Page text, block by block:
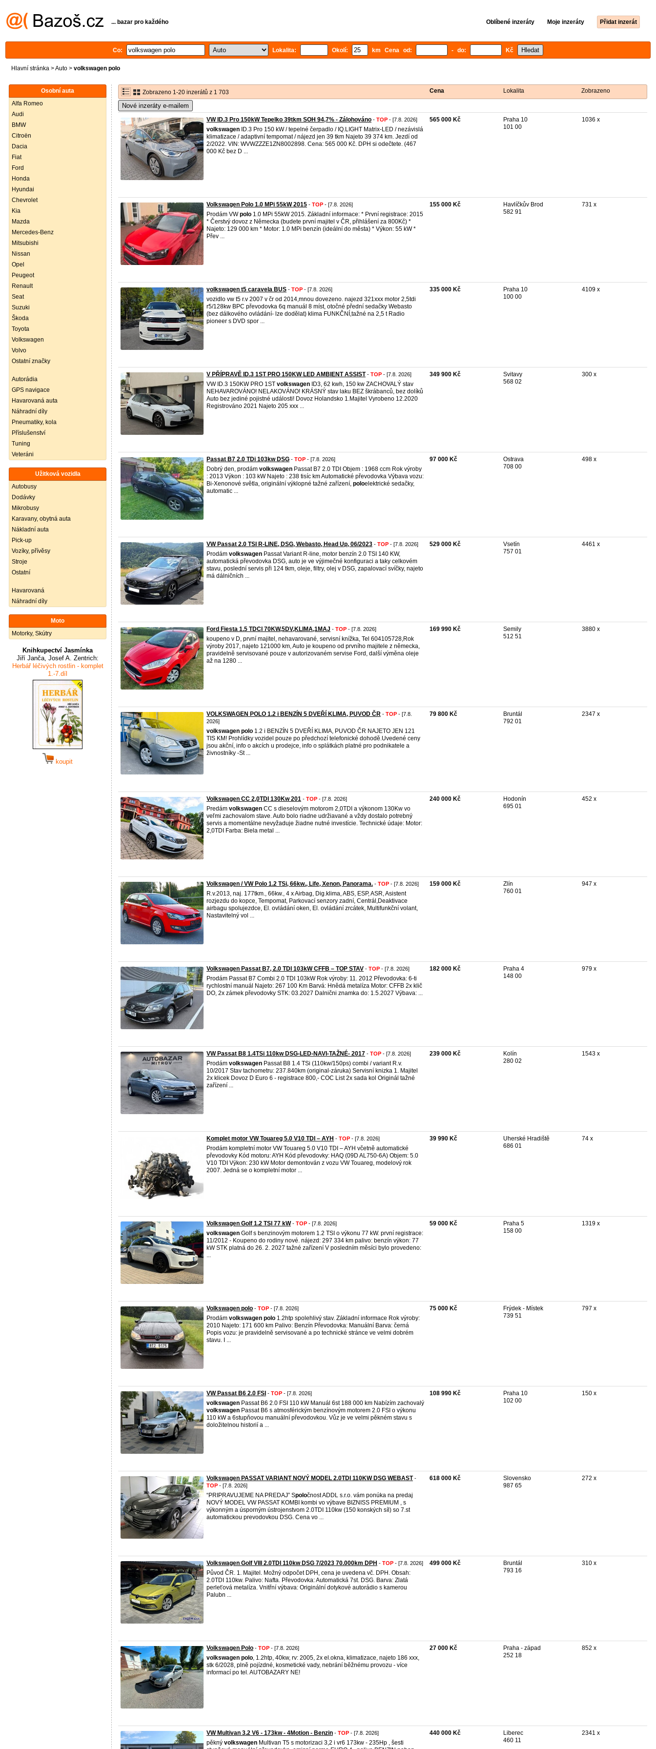
... bazar pro každého Oblíbené inzeráty Moje inzeráty Přidat inzerát
Co: Lokalita: Okolí: km Cena od: - do: Kč
Hlavní stránka >Auto > volkswagen polo
Osobní auta
Alfa Romeo
Audi
BMW
Citroën
Dacia
Fiat
Ford
Honda
Hyundai
Chevrolet
Kia
Mazda
Mercedes-Benz
Mitsubishi
Nissan
Opel
Peugeot
Renault
Seat
Suzuki
Škoda
Toyota
Volkswagen
Volvo
Ostatní značky
Autorádia
GPS navigace
Havarovaná auta
Náhradní díly
Pneumatiky, kola
Příslušenství
Tuning
Veteráni
Užitková vozidla
Autobusy
Dodávky
Mikrobusy
Karavany, obytná auta
Nákladní auta
Pick-up
Vozíky, přívěsy
Stroje
Ostatní
Havarovaná
Náhradní díly
Moto
Motorky, Skútry
Knihkupectví Jasmínka
Jiří Janča, Josef A. Zentrich:
Herbář léčivých rostlin - komplet
1.-7.díl
koupit
Zobrazeno 1-20 inzerátů z 1 703 Cena Lokalita Zobrazeno
Nové inzeráty e-mailem
VW ID.3 Pro 150kW Tepelko 39tkm SOH 94,7% - Zálohováno - TOP - [7.8. 2026]
volkswagen ID.3 Pro 150 kW / tepelné čerpadlo / IQ.LIGHT Matrix-LED / nezávislá
klimatizace / adaptivní tempomat / nájezd jen 39 tkm Najeto 39 374 km. Jezdí od
2/2022. VIN: WVWZZZE1ZN8002898. Cena: 565 000 Kč. DPH si odečtete. (467
000 Kč bez D ...
565 000 Kč
Praha 10
101 00
1036 x
Volkswagen Polo 1.0 MPi 55kW 2015 - TOP - [7.8. 2026]
Prodám VWpolo 1.0 MPi 55kW 2015. Základní informace: * První registrace: 2015
* Čerstvý dovoz z Německa (budete první majitel v ČR, přihlášení za 800Kč) *
Najeto: 129 000 km * Motor: 1.0 MPi benzín (ideální do města) * Výkon: 55 kW *
Přev ...
155 000 Kč
Havlíčkův Brod
582 91
731 x
volkswagen t5 caravela BUS - TOP - [7.8. 2026]
vozidlo vw t5 r.v 2007 v čr od 2014,mnou dovezeno. najezd 321xxx motor 2,5tdi
r5/128kw BPC převodovka 6q manuál 8 míst, otočné přední sedačky Webasto
(bez dálkového ovládání- lze dodělat) klima FUNKČNÍ,tažné na 2,5 t Radio
pioneer s DVD spor ...
335 000 Kč
Praha 10
100 00
4109 x
V PŘÍPRAVĚ ID.3 1ST PRO 150KW LED AMBIENT ASSIST- TOP - [7.8. 2026]
VW ID.3 150KW PRO 1ST volkswagen ID3, 62 kwh, 150 kw ZACHOVALÝ stav
NEHAVAROVÁNO! NELAKOVÁNO! KRÁSNÝ stav laku BEZ škrábanců, bez dolíků
Auto bez jediné pojistné události! Dovoz Holandsko 1.Majitel Vyrobeno 12.2020
Registrováno 2021 Najeto 205 xxx ...
349 900 Kč
Svitavy
568 02
300 x
Passat B7 2.0 TDi 103kw DSG - TOP - [7.8. 2026]
Dobrý den, prodám volkswagen Passat B7 2.0 TDI Objem : 1968 ccm Rok výroby
: 2013 Výkon : 103 kW Najeto : 238 tisíc km Automatické převodovka Výbava vozu:
Bi-Xenonové světla, originální výklopné tažné zařízení, poloelektrické sedačky,
automatic ...
97 000 Kč
Ostrava
708 00
498 x
VW Passat 2.0 TSI R-LINE, DSG, Webasto, Head Up, 06/2023 - TOP - [7.8. 2026]
Prodám volkswagen Passat Variant R-line, motor benzín 2.0 TSI 140 KW,
automatická převodovka DSG, auto je ve výjimečné konfiguraci a taky celkovém
stavu, poslední servis při 124 tkm, oleje, filtry, olej v DSG, zapalovací svíčky, najeto
má dálničních ...
529 000 Kč
Vsetín
757 01
4461 x
Ford Fiesta 1.5 TDCI 70KW,5DV,KLIMA,1MAJ - TOP - [7.8. 2026]
koupeno v D,​ první majitel,​ nehavarované,​ servisní knížka,​ Tel 604105728,​Rok
výroby 2017, najeto 121000 km, Auto je koupeno od prvního majitele z německa,​
pravidelně servisované pouze v autorizovaném servise Ford,​ další výměna oleje
až na 1280 ...
169 990 Kč
Semily
512 51
3880 x
VOLKSWAGEN POLO 1.2 i BENZÍN 5 DVEŘÍ KLIMA, PUVOD ČR - TOP - [7.8.
2026]
volkswagen polo 1.2 i BENZÍN 5 DVEŘÍ KLIMA, PUVOD ČR NAJETO JEN 121
TIS KM! Prohlídky vozidel pouze po předchozí telefonické dohodě.Uvedené ceny
jsou akční, info o akcích u prodejce, info o splátkách platné pro podnikatele a
živnostníky -St ...
79 800 Kč
Bruntál
792 01
2347 x
Volkswagen CC 2,0TDI 130Kw 201 - TOP - [7.8. 2026]
Predám volkswagen CC s dieselovým motorom 2,0TDI a výkonom 130Kw vo
veľmi zachovalom stave. Auto bolo riadne udržiavané a vždy dostalo potrebný
servis a momentálne nevyžaduje žiadne nutné investície. Technické údaje: Motor:
2,0TDI Farba: Biela metal ...
240 000 Kč
Hodonín
695 01
452 x
Volkswagen / VW Polo 1.2 TSi, 66kw., Life, Xenon, Panorama. - TOP - [7.8. 2026]
R.v.2013, naj. 177tkm., 66kw., 4 x Airbag, Dig.klima, ABS, ESP, ASR, Asistent
rozjezdu do kopce, Tempomat, Parkovací senzory zadní, Centrál,Deaktivace
airbagu spolujezdce, El. ovládání oken, El. ovládání zrcátek, Multifunkční volant,
Nastavitelný vol ...
159 000 Kč
Zlín
760 01
947 x
Volkswagen Passat B7, 2.0 TDI 103kW CFFB – TOP STAV - TOP - [7.8. 2026]
Prodám Passat B7 Combi 2.0 TDI 103kW Rok výroby: 11. 2012 Převodovka: 6-ti
rychlostní manuál Najeto: 267 100 Km Barvá: Hnědá metalíza Motor: CFFB 2x klič
DO, 2x zámek převodovky STK: 03.2027 Dalnični znamka do: 1.5.2027 Výbava: ...
182 000 Kč
Praha 4
148 00
979 x
VW Passat B8 1.4TSi 110kw DSG-LED-NAVI-TAŽNÉ- 2017 - TOP - [7.8. 2026]
Prodám volkswagen Passat B8 1.4 TSi (110kw/150ps) combi / variant R.v.
10/2017 Stav tachometru: 237.840km (original-záruka) Servisní knizka 1. Majitel
2x klicek Dovoz D Euro 6 - registrace 800,- COC List 2x sada kol Originál tažné
zařízení ...
239 000 Kč
Kolín
280 02
1543 x
Komplet motor VW Touareg 5.0 V10 TDI – AYH - TOP - [7.8. 2026]
Prodám kompletní motor VW Touareg 5.0 V10 TDI – AYH včetně automatické
převodovky Kód motoru: AYH Kód převodovky: HAQ (09D AL750-6A) Objem: 5.0
V10 TDI Výkon: 230 kW Motor demontován z vozu VW Touareg, modelový rok
2007. Jedná se o kompletní motor ...
39 990 Kč
Uherské Hradiště
686 01
74 x
Volkswagen Golf 1.2 TSI 77 kW- TOP - [7.8. 2026]
volkswagen Golf s benzinovým motorem 1.2 TSI o výkonu 77 kW. první registrace:
11/2012 - Koupeno do rodiny nové. nájezd: 297 334 km palivo: benzín výkon: 77
kW STK platná do 26. 2. 2027 tažné zařízení V posledním měsíci bylo provedeno:
...
59 000 Kč
Praha 5
158 00
1319 x
Volkswagen polo - TOP - [7.8. 2026]
Prodám volkswagen polo 1.2htp spolehlivý stav. Základní informace Rok výroby:
2010 Najeto: 171 600 km Palivo: Benzín Převodovka: Manuální Barva: černá
Popis vozu: je pravidelně servisované a po technické stránce ve velmi dobrém
stavu. I ...
75 000 Kč
Frýdek - Místek
739 51
797 x
VW Passat B6 2.0 FSI - TOP - [7.8. 2026]
volkswagen Passat B6 2.0 FSI 110 kW Manuál 6st 188 000 km Nabízím zachovalý
volkswagen Passat B6 s atmosférickým benzínovým motorem 2.0 FSI o výkonu
110 kW a 6stupňovou manuální převodovkou. Vůz je ve velmi pěkném stavu s
doložitelnou historií a ...
108 990 Kč
Praha 10
102 00
150 x
Volkswagen PASSAT VARIANT NOVÝ MODEL 2.0TDI 110KW DSG WEBAST-
TOP - [7.8. 2026]
“PRIPRAVUJEME NA PREDAJ” Spoločnost ADDL s.r.o. vám ponúka na predaj
NOVÝ MODEL VW PASSAT KOMBI kombi vo výbave BIZNISS PREMIUM , s
výkonným a úsporným ústrojenstvom 2.0TDI 110kw (150 konských síl) so 7.st
automatickou prevodovkou DSG. Cena vo ...
618 000 Kč
Slovensko
987 65
272 x
Volkswagen Golf VIII 2.0TDI 110kw DSG 7/2023 70.000km DPH - TOP - [7.8. 2026]
Původ ČR. 1. Majitel. Možný odpočet DPH, cena je uvedena vč. DPH. Obsah:
2.0TDI 110kw. Palivo: Nafta. Převodovka: Automatická 7st. DSG. Barva: Zlatá
perleťová metalíza. Vnitřní výbava: Originální dotykové autorádio s kamerou
Palubn ...
499 000 Kč
Bruntál
793 16
310 x
Volkswagen Polo - TOP - [7.8. 2026]
volkswagen polo, 1.2htp, 40kw, rv: 2005, 2x el.okna, klimatizace, najeto 186 xxx,
stk 6/2028, plně pojízdné, kosmetické vady, nebrání běžnému provozu - více
informací po tel. AUTOBAZARY NE!
27 000 Kč
Praha - západ
252 18
852 x
VW Multivan 3.2 V6 - 173kw - 4Motion - Benzin - TOP - [7.8. 2026]
pěkný volkswagen Multivan T5 s motorizaci 3,2 i vr6 173kw - 235Hp , šesti
440 000 Kč
Liberec
460 11
2341 x